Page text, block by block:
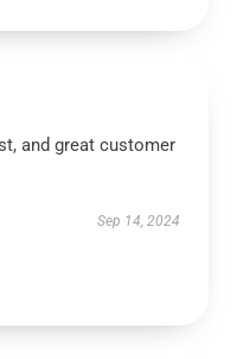
and great customer
Sep 14, 2024